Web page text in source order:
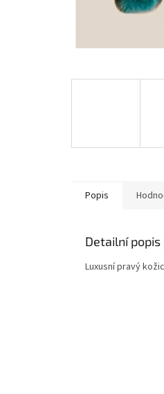
Popis
Detailní
Luxusní pravý